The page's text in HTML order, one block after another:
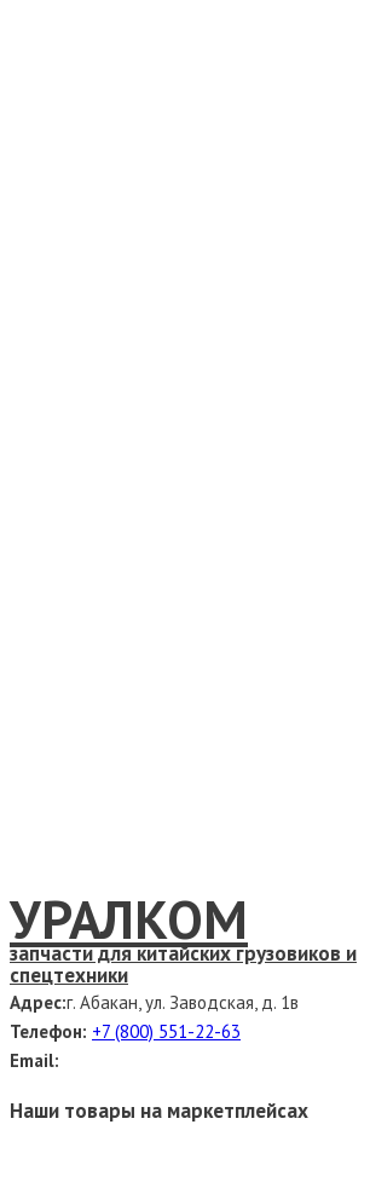
УРАЛКОМ
запчасти для китайских грузовиков и
спецтехники
Адрес:г. Абакан, ул. Заводская, д. 1в
Телефон: +7 (800) 551-22-63
Email:
Наши товары на маркетплейсах